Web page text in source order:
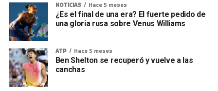
NOTICIAS Hace 5 meses
¿Es el final de una era? El fuerte pedido de
una gloria rusa sobre Venus Williams
ATP Hace 5 meses
Ben Shelton se recuperó y vuelve a las
canchas